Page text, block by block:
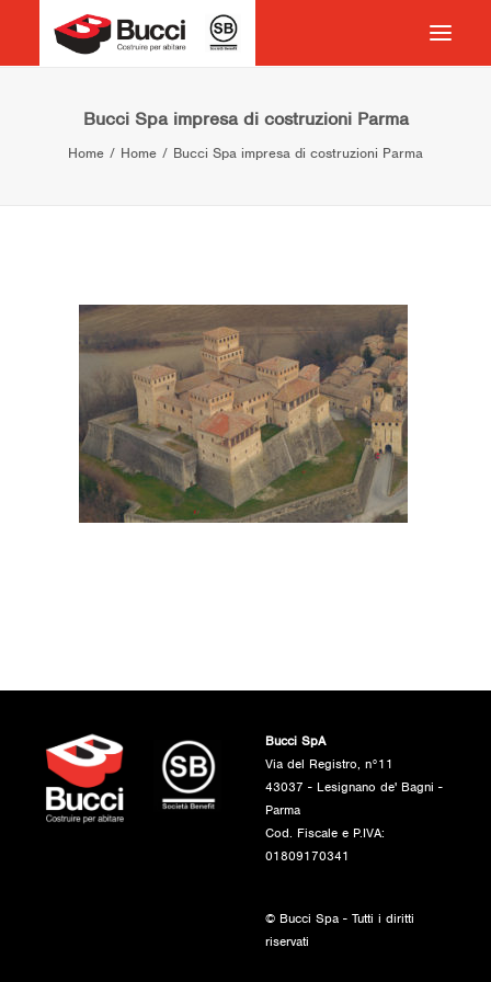
HOME
COSTRUIRE PER ABITARE
CASE HISTORY
NEWS
CONTATTI
VOCABOLARIO
RICERCA
Bucci Spa impresa di costruzioni Parma
Home Home Bucci Spa impresa di costruzioni Parma
Bucci SpA
Via del Registro, n°11
43037 - Lesignano de' Bagni -
Parma
Cod. Fiscale e P.IVA:
01809170341
© Bucci Spa - Tutti i diritti
riservati